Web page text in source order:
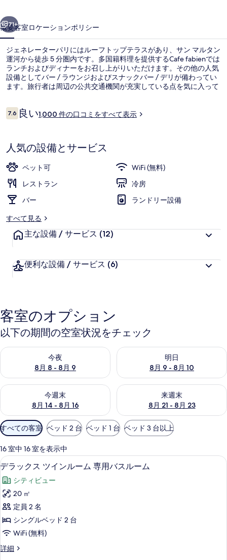
パ
リ
の
写
真
ギ
ャ
リ
ー
71+
概要客室ロケーションポリシー
ジェネレーターパリにはルーフトップテラスがあり、サン マルタン
運河から徒歩 5 分圏内です。多国籍料理を提供するCafe fabienでは
ランチおよびディナーをお召し上がりいただけます。その他の人気
設備としてバー / ラウンジおよびスナックバー / デリが備わってい
ます。旅行者は周辺の公共交通機関が充実している点を気に入って
口
コ
7.610段階中7.6
良い1,000 件の口コミをすべて表示
人気の設備とサービス
ペット可
WiFi (無料)
レストラン
冷房
バー
ランドリー設備
すべて見る
主な設備 / サービス (12)
便利な設備 / サービス (6)
客室のオプション
以下の期間の空室状況をチェック
今夜
8月 8 - 8月 9
今夜 8月 8 - 8月 9 の空室状況をチェック
明日
8月 9 - 8月 10
明日 8月 9 - 8月 10 の空室状
今週末
8月 14 - 8月 16
今週末 8月 14 - 8月 16 の空室状況をチェック
来週末
8月 21 - 8月 23
来週末 8月 21 - 8月 23 の空室
利
用
可
能
な
客
室
の
り
込
み
すべての客室 ベッド 2 台 ベッド 1 台 ベッド 3 台以上
16 室中 16 室を表示中
デ
ラ
ッ
ク
ス
ツ
ン
デラックス ツインルーム 専用バス
6
デラックス ツインルーム 専用バスルーム
シティビュー
20 ㎡
定員 2 名
シングルベッド 2 台
WiFi (無料)
詳細
デ